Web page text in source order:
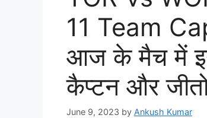
11 Team
आज के मैच में
कैप्टन और
June 9, 2023 by Ankush Kumar